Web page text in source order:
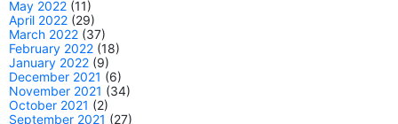
May 2022 (11)
April 2022 (29)
March 2022 (37)
February 2022 (18)
January 2022 (9)
December 2021 (6)
November 2021 (34)
October 2021 (2)
September 2021 (27)